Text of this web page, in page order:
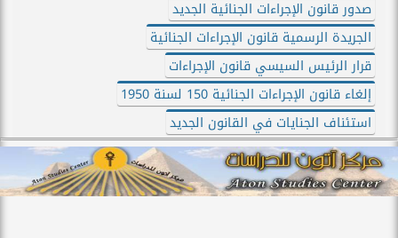
صدور قانون الإجراءات الجنائية الجديد
الجريدة الرسمية قانون الإجراءات الجنائية
قرار الرئيس السيسي قانون الإجراءات
إلغاء قانون الإجراءات الجنائية 150 لسنة 1950
استئناف الجنايات في القانون الجديد